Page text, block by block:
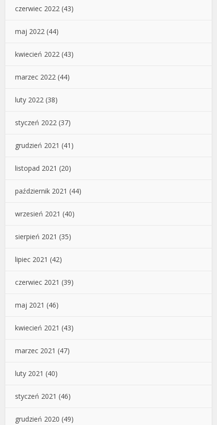
czerwiec 2022 (43)
maj 2022 (44)
kwiecień 2022 (43)
marzec 2022 (44)
luty 2022 (38)
styczeń 2022 (37)
grudzień 2021 (41)
listopad 2021 (20)
październik 2021 (44)
wrzesień 2021 (40)
sierpień 2021 (35)
lipiec 2021 (42)
czerwiec 2021 (39)
maj 2021 (46)
kwiecień 2021 (43)
marzec 2021 (47)
luty 2021 (40)
styczeń 2021 (46)
grudzień 2020 (49)